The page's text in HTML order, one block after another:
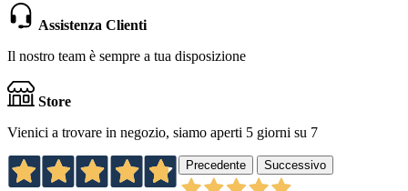
Assistenza Clienti
Il nostro team è sempre a tua disposizione
Store
Vienici a trovare in negozio, siamo aperti 5 giorni su 7
Precedente Successivo